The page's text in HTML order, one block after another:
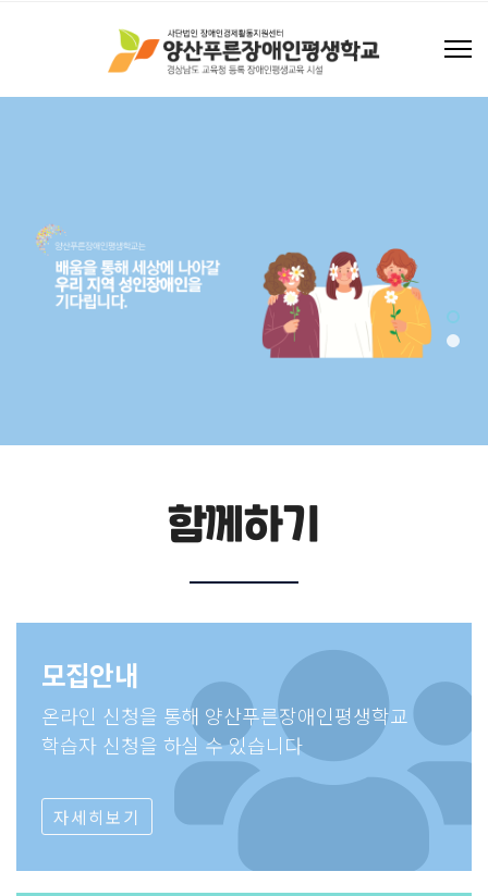
조화로운 세상을 만들어갑니다
해피빈 후원하기
함께하기
모집안내
온라인 신청을 통해 양산푸른장애인평생학교
학습자 신청을 하실 수 있습니다
자세히보기